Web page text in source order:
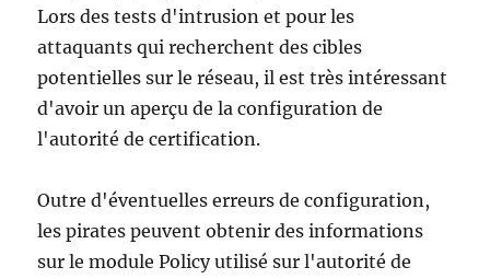
Lors des tests d'intrusion et pour les
attaquants qui recherchent des cibles
potentielles sur le réseau, il est très intéressant
d'avoir un aperçu de la configuration de
l'autorité de certification.
Outre d'éventuelles erreurs de configuration,
les pirates peuvent obtenir des informations
sur le module Policy utilisé sur l'autorité de